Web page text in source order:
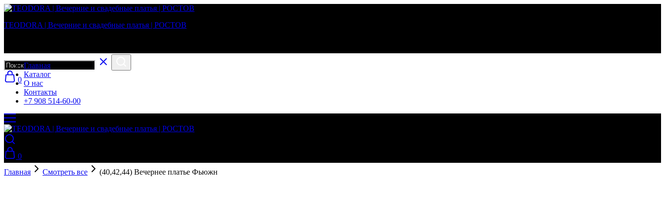
TEODORA | Вечерние и свадебные платья | РОСТОВ
0
Главная
Каталог
О нас
Контакты
+7 908 514-60-00
0
Главная
Смотреть все (40,42,44) Вечернее платье Фьюжн